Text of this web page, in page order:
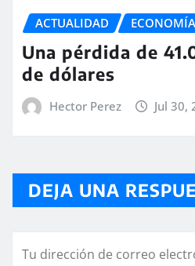
ACTUALIDAD ECONOMÍA
Una pérdida de
de dólares
Hector Perez Jul 30,
DEJA UNA
Tu dirección de correo